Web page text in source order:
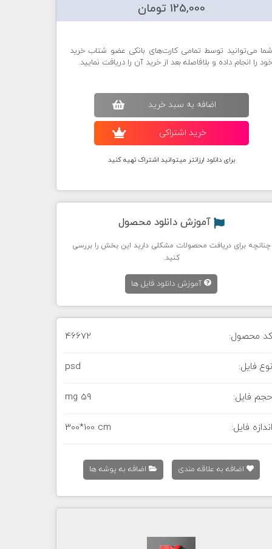
125,000 تومان
شما می‌توانید توسط تمامی کارت‌های بانکی عضو شتاب خرید
خود را انجام داده و بلافاصله بعد از خرید آن را دریافت نمایید.
اضافه به سبد خريد
خريد اشتراکی
برای دانلود ارزانتر میتوانید اشتراک تهیه کنید
آموزش دانلود محصول
چنانچه برای دریافت محصولات مشکلی دارید این بخش را بررسی
کنید.
آموزش دانلود فایل ها
کد محصول: 46672
نوع فایل: psd
حجم فایل: 59 mg
اندازه فایل: 300*100 cm
اضافه به علاقه مندی اضافه به پوشه ها